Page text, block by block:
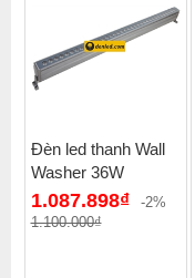
Đèn led thanh Wall
Washer 36W
1.087.898₫
-2%
1.100.000₫